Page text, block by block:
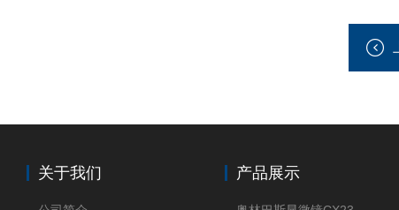
关于我们 产品展示